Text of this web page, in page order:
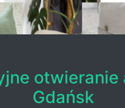
otwieranie
Gdańsk